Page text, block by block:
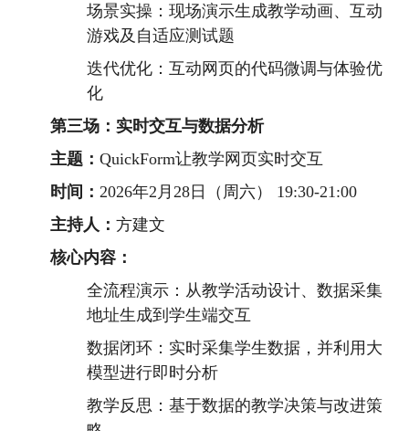
场景实操：现场演示生成教学动画、互动
游戏及自适应测试题
迭代优化：互动网页的代码微调与体验优
化
第三场：实时交互与数据分析
主题： QuickForm让教学网页实时交互
时间： 2026年2月28日（周六） 19:30-21:00
主持人： 方建文
核心内容：
全流程演示：从教学活动设计、数据采集
地址生成到学生端交互
数据闭环：实时采集学生数据，并利用大
模型进行即时分析
教学反思：基于数据的教学决策与改进策